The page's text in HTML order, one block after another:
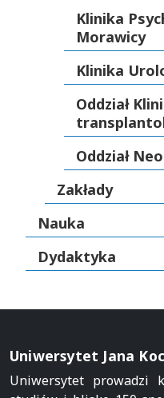
Klinika
Morawicy
Klinika
Oddział
Oddział
Zakłady
Nauka
Dydaktyka
Uniwersytet Jana
Uniwersytet prowadzi